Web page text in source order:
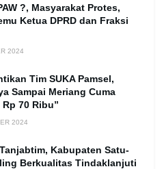
?, Masyarakat Protes,
Ketua DPRD dan Fraksi
2024
Tim SUKA Pamsel,
Sampai Meriang Cuma
70 Ribu”
2024
Kabupaten Satu-
Berkualitas Tindaklanjuti